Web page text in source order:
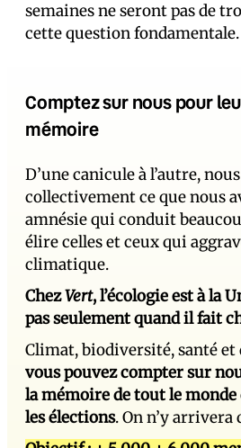
semaines ne seront pas de
cette question fondamentale.
Comptez sur nous pour
mémoire
D’une canicule à l’autre,
collectivement ce que nous
amnésie qui conduit
élire celles et ceux qui
climatique.
ChezVert, l’écologie est à la
pas seulement quand il fait
Climat, biodiversité, santé
vous pouvez compter sur
la mémoire de tout le
les élections. On n’y arrivera